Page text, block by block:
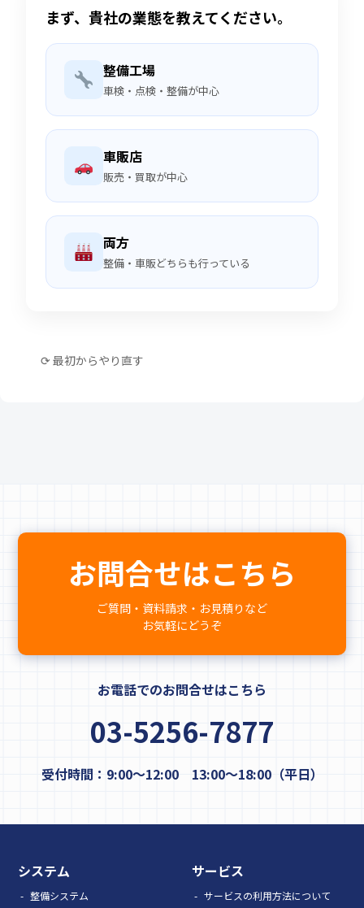
まず、貴社の業態を教えてください。
整備工場
車検・点検・整備が中心
車販店
販売・買取が中心
両方
整備・車販どちらも行っている
⟳ 最初からやり直す
お問合せはこちら
ご質問・資料請求・お見積りなど
お気軽にどうぞ
お電話でのお問合せはこちら
03-5256-7877
受付時間：9:00～12:00 13:00～18:00（平日）
システム
整備システム
サービス
サービスの利用方法について